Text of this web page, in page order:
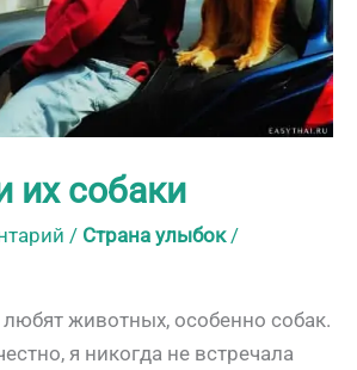
их собаки
/ Страна улыбок/
животных, особенно собак.
я никогда не встречала